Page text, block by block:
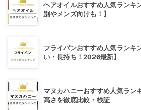
ヘアオイルおすすめ人気ランキ
別やメンズ向けも！】
フライパンおすすめ人気ランキ
い・長持ち！2026最新】
マヌカハニーおすすめ人気ラン
高さを徹底比較・検証